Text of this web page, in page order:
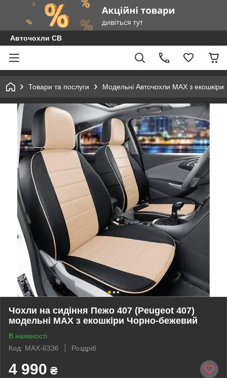
Авточохли СВ
Товари та послуги Модельні Авточохли MAX з екошкіри
Чохли на сидіння Пежо 407 (Peugeot 407)
модельні MAX з екошкіри Чорно-бежевий
В наявності
Код: MAX-6336
Роздріб
4 990 ₴